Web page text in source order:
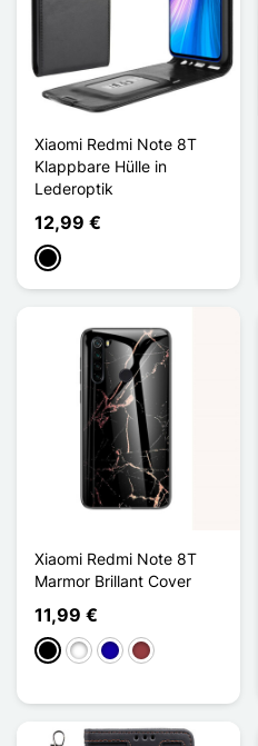
Xiaomi Redmi Note 8T
Klappbare Hülle in
Lederoptik
12,99 €
Schwarz
Xiaomi Redmi Note 8T
Marmor Brillant Cover
11,99 €
Schwarz
WeißDunkelblau
Dunkelrot